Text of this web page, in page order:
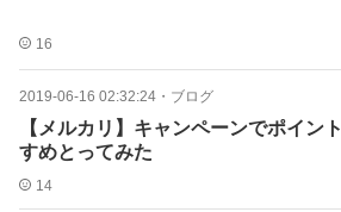
16
2019-06-16 02:32:24 ・ ブログ
【メルカリ】キャンペーンでポイン
すめとってみた
14